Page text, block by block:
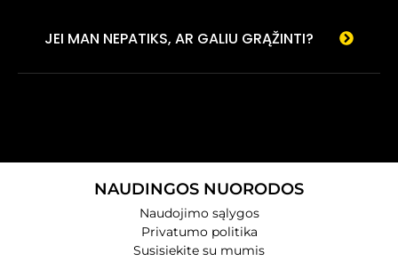
JEI MAN NEPATIKS, AR GALIU GRĄŽINTI?
NAUDINGOS NUORODOS
Naudojimo sąlygos
Privatumo politika
Susisiekite su mumis